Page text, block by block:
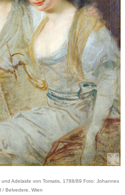
Adelaide von Tomatis, 1788/89 Foto: Johannes
/ Belvedere, Wien